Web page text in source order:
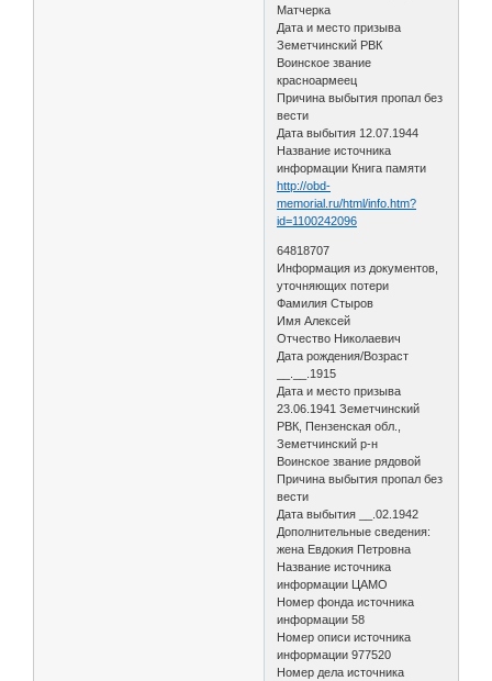
Матчерка
Дата и место призыва
Земетчинский РВК
Воинское звание
красноармеец
Причина выбытия пропал без
вести
Дата выбытия 12.07.1944
Название источника
информации Книга памяти
http://obd-
memorial.ru/html/info.htm?
id=1100242096
64818707
Информация из документов,
уточняющих потери
Фамилия Стыров
Имя Алексей
Отчество Николаевич
Дата рождения/Возраст
__.__.1915
Дата и место призыва
23.06.1941 Земетчинский
РВК, Пензенская обл.,
Земетчинский р-н
Воинское звание рядовой
Причина выбытия пропал без
вести
Дата выбытия __.02.1942
Дополнительные сведения:
жена Евдокия Петровна
Название источника
информации ЦАМО
Номер фонда источника
информации 58
Номер описи источника
информации 977520
Номер дела источника